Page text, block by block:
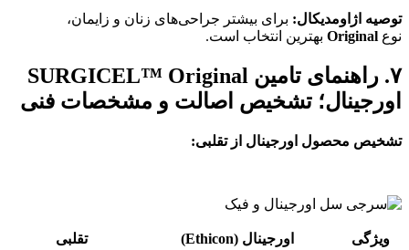
توصیه اژاومدیکال: برای بیشتر جراحی‌های زنان و زایمان،
نوع Original بهترین انتخاب است.
۷. راهنمای تامین SURGICEL™ Original
اورجینال؛ تشخیص اصالت و مشخصات فنی
تشخیص محصول اورجینال از تقلبی:
ویژگی اورجینال (Ethicon) تقلبی